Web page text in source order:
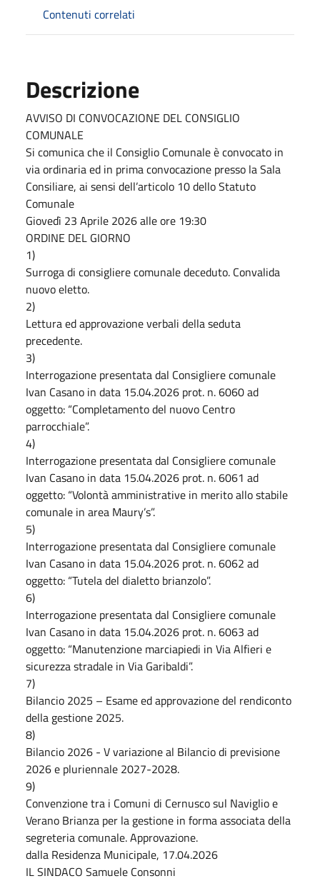
Contenuti correlati
Descrizione
AVVISO DI CONVOCAZIONE DEL CONSIGLIO
COMUNALE
Si comunica che il Consiglio Comunale è convocato in
via ordinaria ed in prima convocazione presso la Sala
Consiliare, ai sensi dell’articolo 10 dello Statuto
Comunale
Giovedì 23 Aprile 2026 alle ore 19:30
ORDINE DEL GIORNO
1)
Surroga di consigliere comunale deceduto. Convalida
nuovo eletto.
2)
Lettura ed approvazione verbali della seduta
precedente.
3)
Interrogazione presentata dal Consigliere comunale
Ivan Casano in data 15.04.2026 prot. n. 6060 ad
oggetto: “Completamento del nuovo Centro
parrocchiale”.
4)
Interrogazione presentata dal Consigliere comunale
Ivan Casano in data 15.04.2026 prot. n. 6061 ad
oggetto: “Volontà amministrative in merito allo stabile
comunale in area Maury’s”.
5)
Interrogazione presentata dal Consigliere comunale
Ivan Casano in data 15.04.2026 prot. n. 6062 ad
oggetto: “Tutela del dialetto brianzolo”.
6)
Interrogazione presentata dal Consigliere comunale
Ivan Casano in data 15.04.2026 prot. n. 6063 ad
oggetto: “Manutenzione marciapiedi in Via Alfieri e
sicurezza stradale in Via Garibaldi”.
7)
Bilancio 2025 – Esame ed approvazione del rendiconto
della gestione 2025.
8)
Bilancio 2026 - V variazione al Bilancio di previsione
2026 e pluriennale 2027-2028.
9)
Convenzione tra i Comuni di Cernusco sul Naviglio e
Verano Brianza per la gestione in forma associata della
segreteria comunale. Approvazione.
dalla Residenza Municipale, 17.04.2026
IL SINDACO Samuele Consonni